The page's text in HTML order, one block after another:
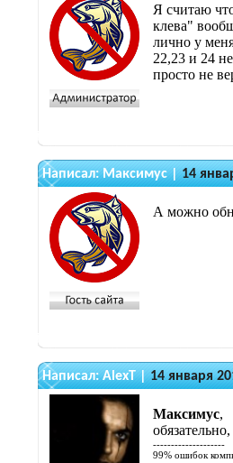
Я считаю
клева"
лично у
22,23 и 24
просто не
Написал:Максимус|14
А можно
Написал:AlexT|14 января
Максимус,
--------------------
99% ошибок